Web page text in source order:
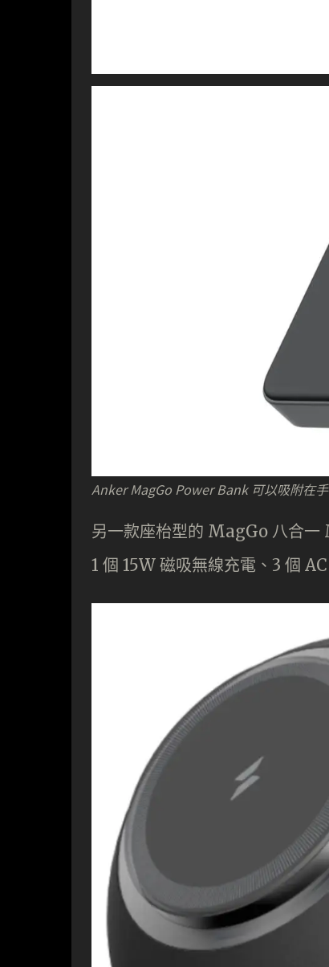
Anker MagGo Power Bank 可以吸附在
另一款座枱型的 MagGo 八合
1 個 15W 磁吸無線充電、3 個